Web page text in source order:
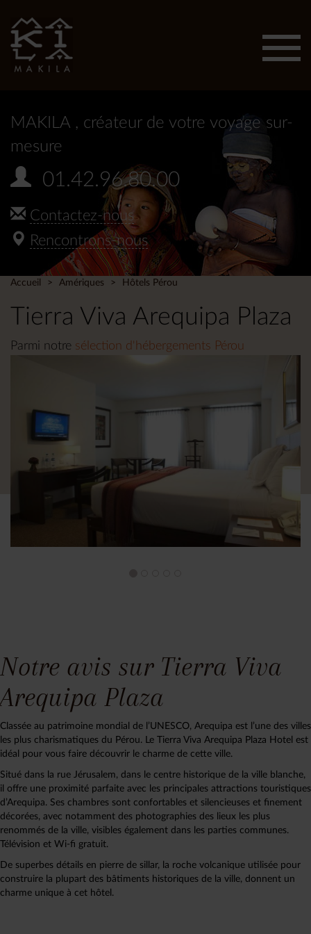
MAKILA , créateur de votre voyage sur-
mesure
01.42.96.80.00
Contactez-nous
Rencontrons-nous
Accueil Amériques Hôtels Pérou
Tierra Viva Arequipa Plaza
Parmi notre sélection d'hébergements Pérou
Notre avis sur Tierra Viva
Arequipa Plaza
Classée au patrimoine mondial de l’UNESCO, Arequipa est l’une des villes
les plus charismatiques du Pérou. Le Tierra Viva Arequipa Plaza Hotel est
idéal pour vous faire découvrir le charme de cette ville.
Situé dans la rue Jérusalem, dans le centre historique de la ville blanche,
il offre une proximité parfaite avec les principales attractions touristiques
d’Arequipa. Ses chambres sont confortables et silencieuses et finement
décorées, avec notamment des photographies des lieux les plus
renommés de la ville, visibles également dans les parties communes.
Télévision et Wi-fi gratuit.
De superbes détails en pierre de sillar, la roche volcanique utilisée pour
construire la plupart des bâtiments historiques de la ville, donnent un
charme unique à cet hôtel.